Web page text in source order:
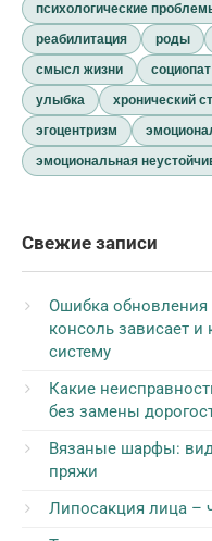
психологические
реабилитация
роды
смысл жизни
социопат
улыбка
хронический
эгоцентризм
эмоциональная
Свежие записи
Ошибка обновления
консоль зависает и
систему
Какие
без замены
Вязаные шарфы:
пряжи
Липосакция лица –